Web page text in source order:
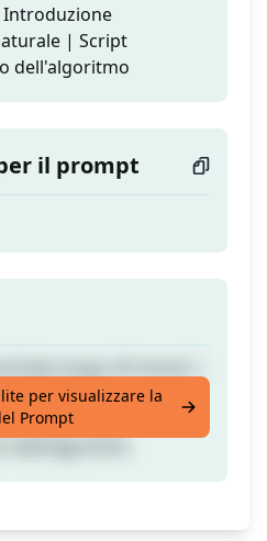
| Script
dell'algoritmo
il prompt
Introduzione
| Script
per visualizzare la
Prompt